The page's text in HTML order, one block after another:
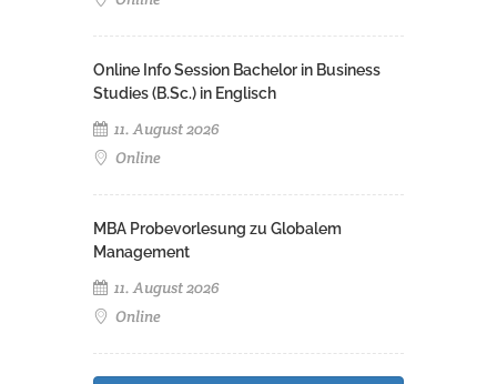
Online Info Session Bachelor in Business
Studies (B.Sc.) in Englisch
11. August 2026
Online
MBA Probevorlesung zu Globalem
Management
11. August 2026
Online